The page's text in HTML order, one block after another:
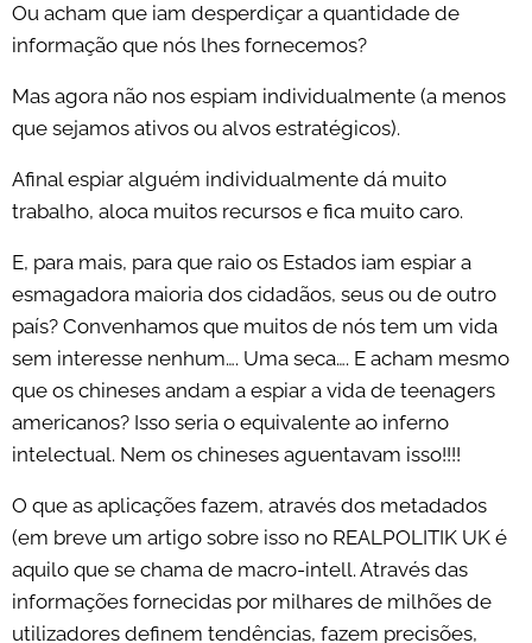
Ou acham que iam desperdiçar a quantidade de
informação que nós lhes fornecemos?
Mas agora não nos espiam individualmente (a menos
que sejamos ativos ou alvos estratégicos).
Afinal espiar alguém individualmente dá muito
trabalho, aloca muitos recursos e fica muito caro.
E, para mais, para que raio os Estados iam espiar a
esmagadora maioria dos cidadãos, seus ou de outro
país? Convenhamos que muitos de nós tem um vida
sem interesse nenhum…. Uma seca…. E acham mesmo
que os chineses andam a espiar a vida de teenagers
americanos? Isso seria o equivalente ao inferno
intelectual. Nem os chineses aguentavam isso!!!!
O que as aplicações fazem, através dos metadados
(em breve um artigo sobre isso no REALPOLITIK UK é
aquilo que se chama de macro-intell. Através das
informações fornecidas por milhares de milhões de
utilizadores definem tendências, fazem precisões,